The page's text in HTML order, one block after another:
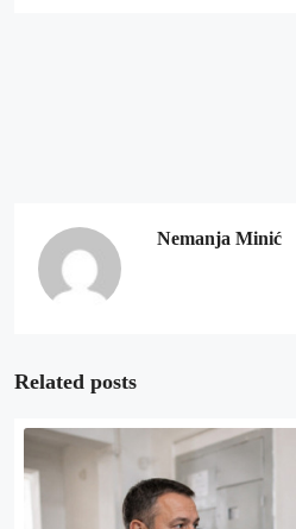
Nemanja Minić
Related posts